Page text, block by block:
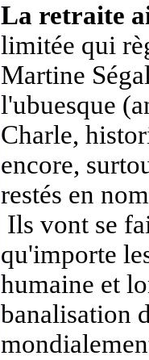
La retraite
limitée qui
Martine
l'ubuesque
Charle,
encore,
restés en
Ils vont se
qu'importe
humaine et
banalisation